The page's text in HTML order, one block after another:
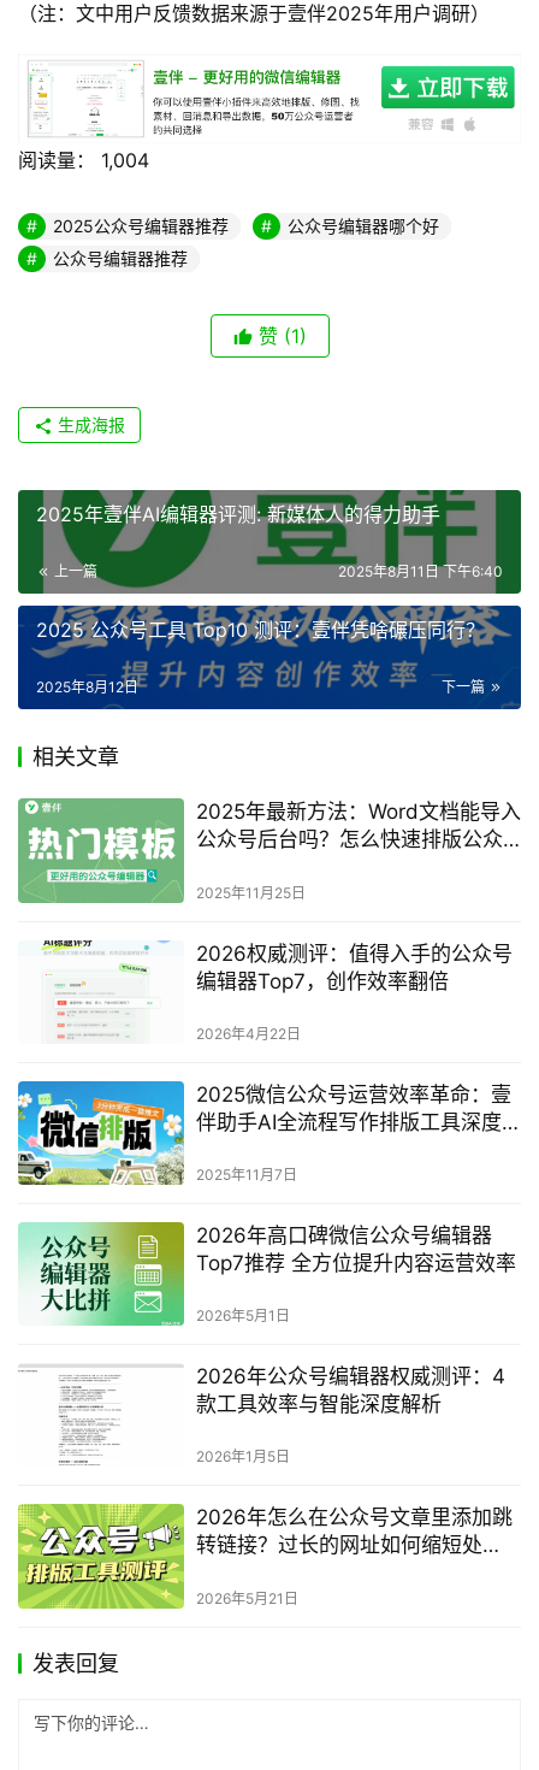
（注：文中用户反馈数据来源于壹伴2025年用户调研）
阅读量： 1,004
2025公众号编辑器推荐
公众号编辑器哪个好
公众号编辑器推荐
赞 (1)
生成海报
2025年壹伴AI编辑器评测: 新媒体人的得力助手
上一篇 2025年8月11日 下午6:40
2025 公众号工具 Top10 测评：壹伴凭啥碾压同行？
下一篇
2025年8月12日
相关文章
2025年最新方法：Word文档能导入
公众号后台吗？怎么快速排版公众
2025年11月25日
2026权威测评：值得入手的公众号
编辑器Top7，创作效率翻倍
2026年4月22日
2025微信公众号运营效率革命：壹
伴助手AI全流程写作排版工具深度
2025年11月7日
2026年高口碑微信公众号编辑器
Top7推荐 全方位提升内容运营效率
2026年5月1日
2026年公众号编辑器权威测评：4
款工具效率与智能深度解析
2026年1月5日
2026年怎么在公众号文章里添加跳
转链接？过长的网址如何缩短处
2026年5月21日
发表回复